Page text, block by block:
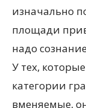
изначально
площади
надо
У тех,
категории
вменяемые,